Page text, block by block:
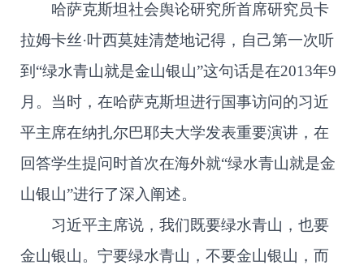
哈萨克斯坦社会舆论研究所首席研究员卡
拉姆卡丝·叶西莫娃清楚地记得，自己第一次听
到“绿水青山就是金山银山”这句话是在2013年9
月。当时，在哈萨克斯坦进行国事访问的习近
平主席在纳扎尔巴耶夫大学发表重要演讲，在
回答学生提问时首次在海外就“绿水青山就是金
山银山”进行了深入阐述。
习近平主席说，我们既要绿水青山，也要
金山银山。宁要绿水青山，不要金山银山，而